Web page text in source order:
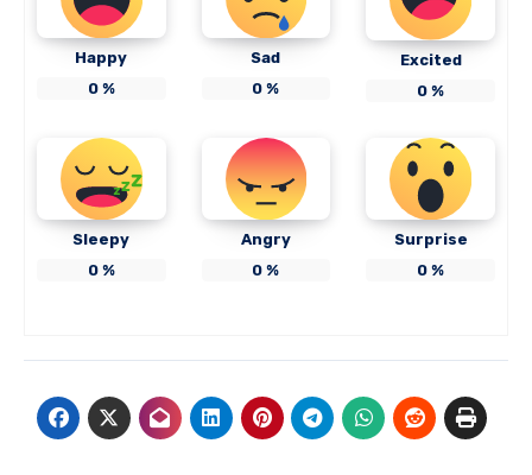
Happy
0%
Sad
0 %
Excited
0 %
Sleepy
0%
Angry
0 %
Surprise
0 %